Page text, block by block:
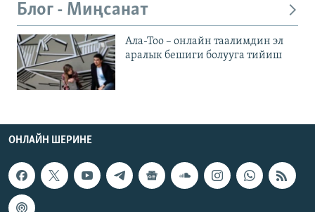
Блог - Миңсанат
Ала-Тоо – онлайн таалимдин эл
аралык бешиги болууга тийиш
ОНЛАЙН ШЕРИНЕ